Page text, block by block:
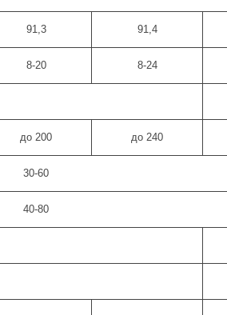
91,3 91,4
8-20 8-24
до 200 до 240
30-60
40-80